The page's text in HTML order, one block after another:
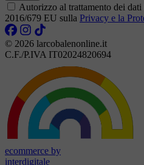
Autorizzo al trattamento dei
2016/679 EU sulla Privacy e la
© 2026 larcobalenonline.it
C.F./P.IVA IT02024820694
ecommerce by
interdigitale